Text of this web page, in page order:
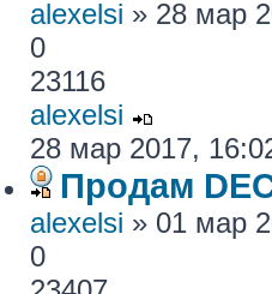
alexelsi » 28 мар
0
23116
alexelsi
28 мар 2017,
Продам
alexelsi » 01 мар
0